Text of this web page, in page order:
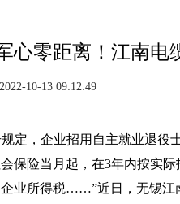
心零距离！江南电
10-13 09:12:49
规定，企业招用自主就业退
保险当月起，在3年内按实
业所得税……”近日，无锡江